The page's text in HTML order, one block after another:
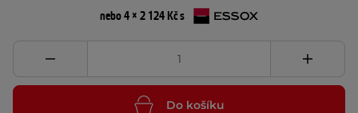
nebo 4 × 2 124 Kč s
Do košíku